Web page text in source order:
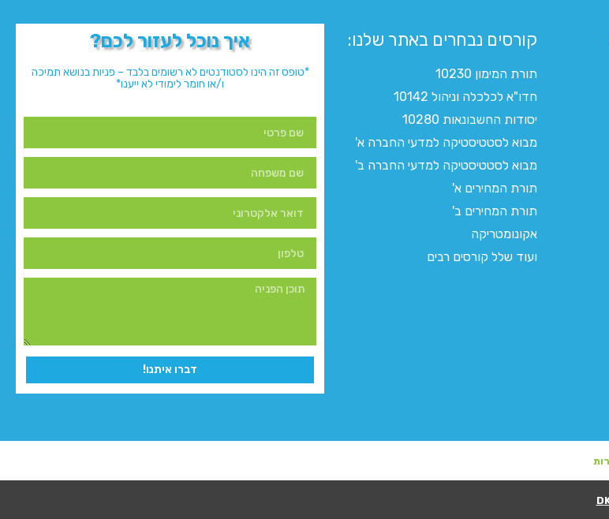
קורסים נבחרים באתר שלנו:​
תורת המימון 10230
חדו"א לכלכלה וניהול 10142
יסודות החשבונאות 10280
מבוא לסטטיסטיקה למדעי החברה א'
מבוא לסטטיסטיקה למדעי החברה ב'
תורת המחירים א'
תורת המחירים ב'
אקונומטריקה
ועוד שלל קורסים רבים
איך נוכל לעזור לכם?
*טופס זה הינו לסטודנטים לא רשומים בלבד – פניות בנושא תמיכה
ו/או חומר לימודי לא ייענו*
דברו איתנו!